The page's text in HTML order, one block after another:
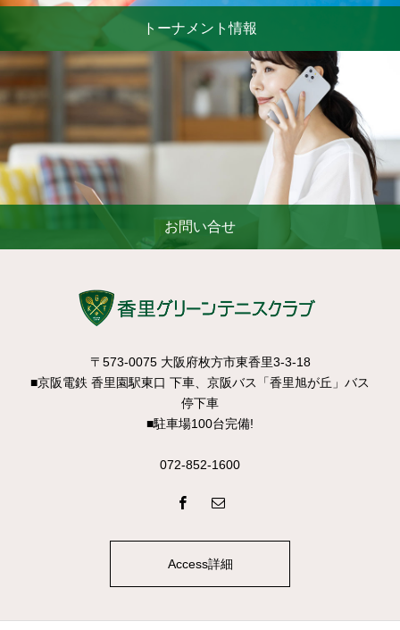
トーナメント情報
お問い合せ
〒573-0075 大阪府枚方市東香里3-3-18
■京阪電鉄 香里園駅東口 下車、京阪バス「香里旭が丘」バス
停下車
■駐車場100台完備!
072-852-1600
Access詳細